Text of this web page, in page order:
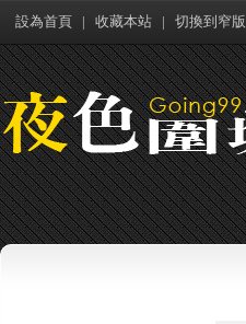
設為首頁 | 收藏本站 | 切換到窄版